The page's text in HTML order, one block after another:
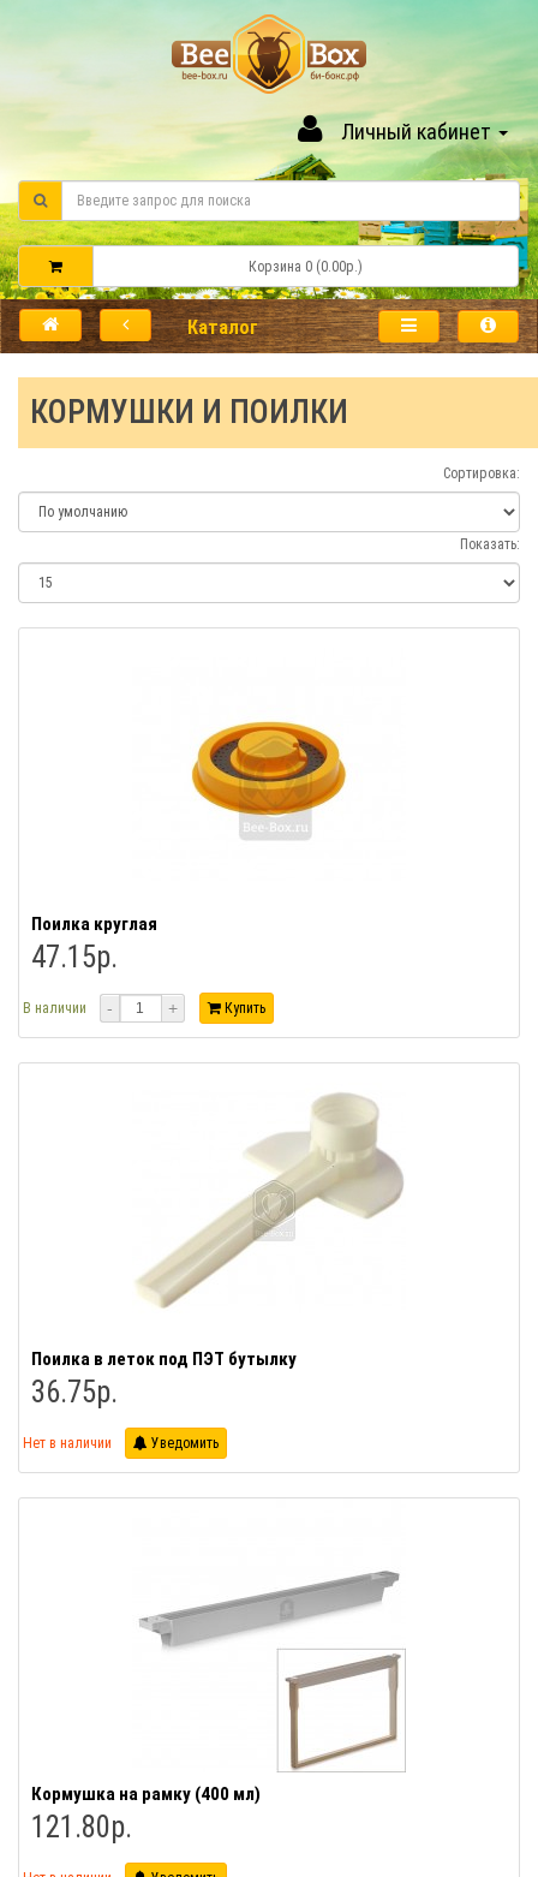
Личный кабинет
Корзина 0 (0.00р.)
Каталог
КОРМУШКИ И ПОИЛКИ
Сортировка:
Показать:
Поилка круглая
47.15р.
В наличии - + Купить
Поилка в леток под ПЭТ бутылку
36.75р.
Нет в наличии Уведомить
Кормушка на рамку (400 мл)
121.80р.